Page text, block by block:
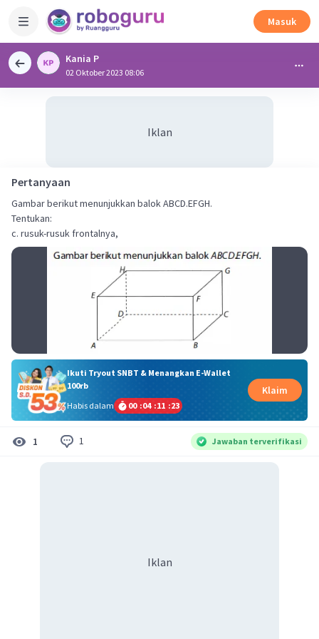
Masuk
Kania P
02 Oktober 2023 08:06
Iklan
Pertanyaan
Gambar berikut menunjukkan balok ABCD.EFGH.
Tentukan:
c. rusuk-rusuk frontalnya,
Ikuti Tryout SNBT & Menangkan E-Wallet
100rb
Habis dalam
00 :04 :11 :23
Klaim
1 1 Jawaban terverifikasi
Iklan